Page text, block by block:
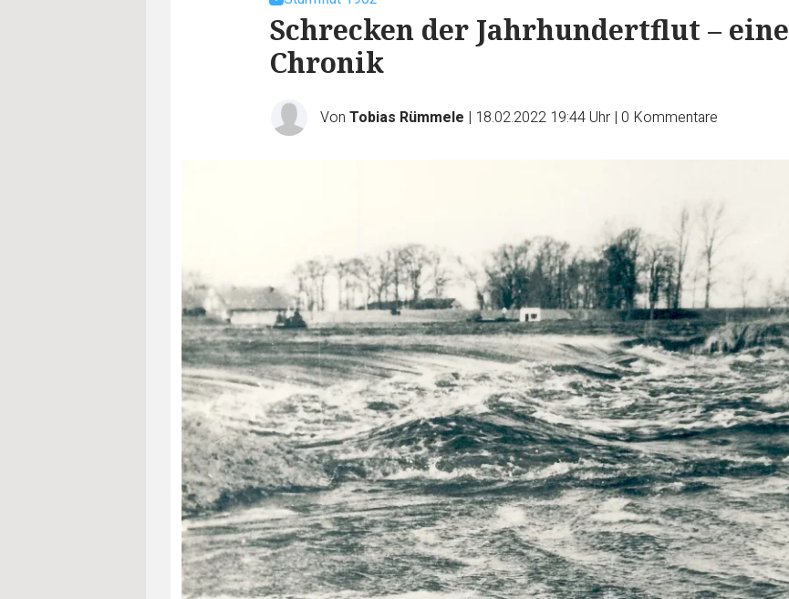
Schrecken der Jahrhundertflut – eine
Chronik
Von Tobias Rümmele | 18.02.2022 19:44 Uhr | 0 Kommentare